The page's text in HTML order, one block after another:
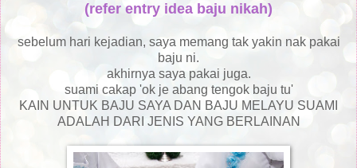
(refer entry idea baju nikah)
sebelum hari kejadian, saya memang tak yakin nak pakai
baju ni.
akhirnya saya pakai juga.
suami cakap 'ok je abang tengok baju tu'
KAIN UNTUK BAJU SAYA DAN BAJU MELAYU SUAMI
ADALAH DARI JENIS YANG BERLAINAN